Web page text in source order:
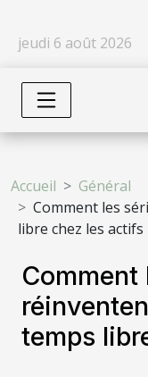
jeudi 6 août 2026
Accueil
Général
Comment les
libre chez les actifs
Comment
temps